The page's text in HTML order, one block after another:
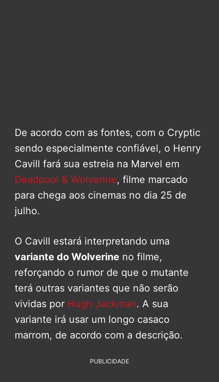
De acordo com as fontes, com o Cryptic
sendo especialmente confiável, o Henry
Cavill fará sua estreia na Marvel em
Deadpool & Wolverine, filme marcado
para chega aos cinemas no dia 25 de
julho.
O Cavill estará interpretando uma
variante do Wolverine no filme,
reforçando o rumor de que o mutante
terá outras variantes que não serão
vividas por Hugh Jackman. A sua
variante irá usar um longo casaco
marrom, de acordo com a descrição.
PUBLICIDADE